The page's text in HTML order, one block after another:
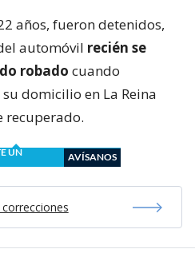
años, fueron detenidos,
automóvil recién se
robado cuando
domicilio en La Reina
recuperado.
UN
AVÍSANOS